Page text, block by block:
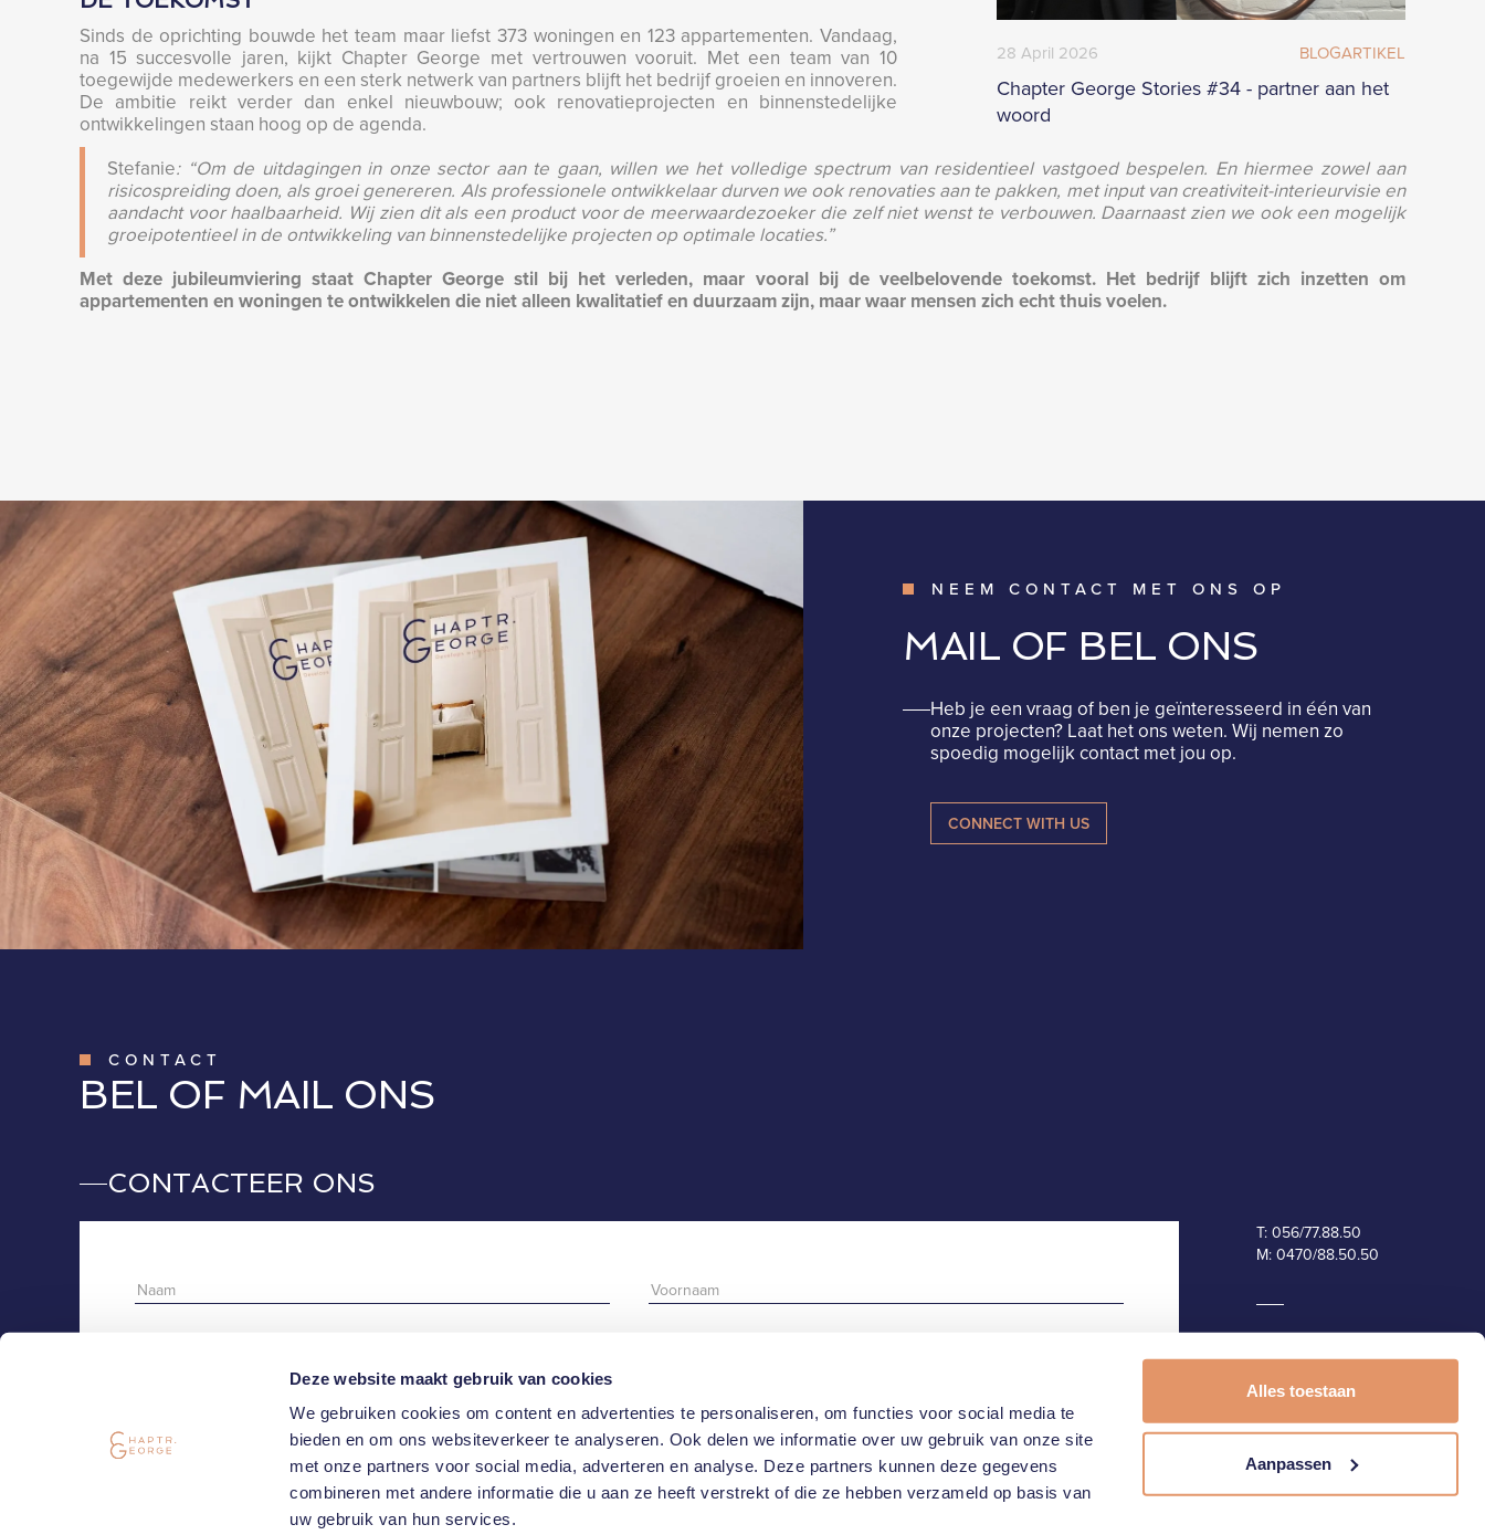
Deze website maakt gebruik van cookies
We gebruiken cookies om content en advertenties te personaliseren, om functies voor social media te
bieden en om ons websiteverkeer te analyseren. Ook delen we informatie over uw gebruik van onze site
met onze partners voor social media, adverteren en analyse. Deze partners kunnen deze gegevens
combineren met andere informatie die u aan ze heeft verstrekt of die ze hebben verzameld op basis van
uw gebruik van hun services.
Alles toestaan
Aanpassen
28 April 2026 BLOGARTIKEL
Chapter George Stories #34 - partner aan het
woord
Sinds de oprichting bouwde het team maar liefst 373 woningen en 123 appartementen. Vandaag,
na 15 succesvolle jaren, kijkt Chapter George met vertrouwen vooruit. Met een team van 10
toegewijde medewerkers en een sterk netwerk van partners blijft het bedrijf groeien en innoveren.
De ambitie reikt verder dan enkel nieuwbouw; ook renovatieprojecten en binnenstedelijke
ontwikkelingen staan hoog op de agenda.
Stefanie: “Om de uitdagingen in onze sector aan te gaan, willen we het volledige spectrum van residentieel vastgoed bespelen. En hiermee zowel aan
risicospreiding doen, als groei genereren. Als professionele ontwikkelaar durven we ook renovaties aan te pakken, met input van creativiteit-interieurvisie en
aandacht voor haalbaarheid. Wij zien dit als een product voor de meerwaardezoeker die zelf niet wenst te verbouwen. Daarnaast zien we ook een mogelijk
groeipotentieel in de ontwikkeling van binnenstedelijke projecten op optimale locaties.”
Met deze jubileumviering staat Chapter George stil bij het verleden, maar vooral bij de veelbelovende toekomst. Het bedrijf blijft zich inzetten om
appartementen en woningen te ontwikkelen die niet alleen kwalitatief en duurzaam zijn, maar waar mensen zich echt thuis voelen.
NEEM CONTACT MET ONS OP
MAIL OF BEL ONS
Heb je een vraag of ben je geïnteresseerd in één van
onze projecten? Laat het ons weten. Wij nemen zo
spoedig mogelijk contact met jou op.
CONNECT WITH US
CONTACT
BEL OF MAIL ONS
CONTACTEER ONS
privacy policy. Schrijf me in op de nieuwsbrief.
T: 056/77.88.50
M: 0470/88.50.50